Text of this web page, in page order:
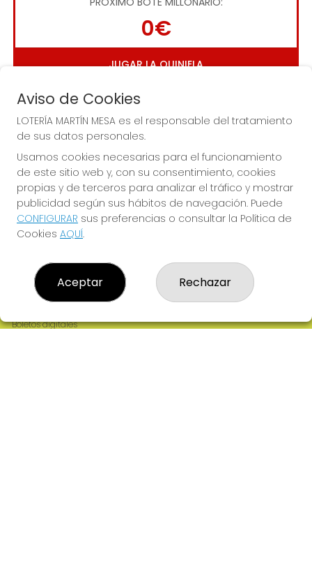
0€
JUGAR LA QUINIELA
Imagen anterior
LOTERÍA MARTÍN MESA
Resultados
Contacto
Empresas
Boletos digitales
Aviso de Cookies
LOTERÍA MARTÍN MESA es el responsable del tratamiento
de sus datos personales.
Usamos cookies necesarias para el funcionamiento
de este sitio web y, con su consentimiento, cookies
propias y de terceros para analizar el tráfico y mostrar
publicidad según sus hábitos de navegación. Puede
CONFIGURAR sus preferencias o consultar la Política de
Cookies AQUÍ.
Aceptar Rechazar